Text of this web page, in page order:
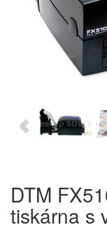
DTM
tiskárna s